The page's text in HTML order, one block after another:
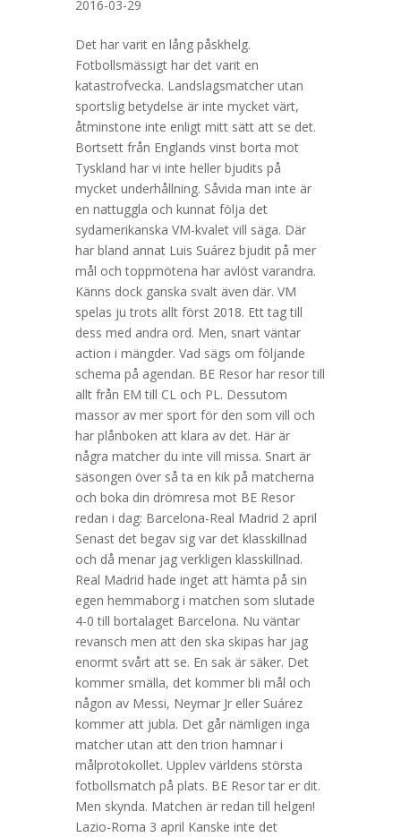
2016-03-29
Det har varit en lång påskhelg.
Fotbollsmässigt har det varit en
katastrofvecka. Landslagsmatcher utan
sportslig betydelse är inte mycket värt,
åtminstone inte enligt mitt sätt att se det.
Bortsett från Englands vinst borta mot
Tyskland har vi inte heller bjudits på
mycket underhållning. Såvida man inte är
en nattuggla och kunnat följa det
sydamerikanska VM-kvalet vill säga. Där
har bland annat Luis Suárez bjudit på mer
mål och toppmötena har avlöst varandra.
Känns dock ganska svalt även där. VM
spelas ju trots allt först 2018. Ett tag till
dess med andra ord. Men, snart väntar
action i mängder. Vad sägs om följande
schema på agendan. BE Resor har resor till
allt från EM till CL och PL. Dessutom
massor av mer sport för den som vill och
har plånboken att klara av det. Här är
några matcher du inte vill missa. Snart är
säsongen över så ta en kik på matcherna
och boka din drömresa mot BE Resor
redan i dag: Barcelona-Real Madrid 2 april
Senast det begav sig var det klasskillnad
och då menar jag verkligen klasskillnad.
Real Madrid hade inget att hämta på sin
egen hemmaborg i matchen som slutade
4-0 till bortalaget Barcelona. Nu väntar
revansch men att den ska skipas har jag
enormt svårt att se. En sak är säker. Det
kommer smälla, det kommer bli mål och
någon av Messi, Neymar Jr eller Suárez
kommer att jubla. Det går nämligen inga
matcher utan att den trion hamnar i
målprotokollet. Upplev världens största
fotbollsmatch på plats. BE Resor tar er dit.
Men skynda. Matchen är redan till helgen!
Lazio-Roma 3 april Kanske inte det